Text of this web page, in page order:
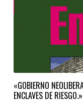
«GOBIERNO
ENCLAVES DE RIESGO.»